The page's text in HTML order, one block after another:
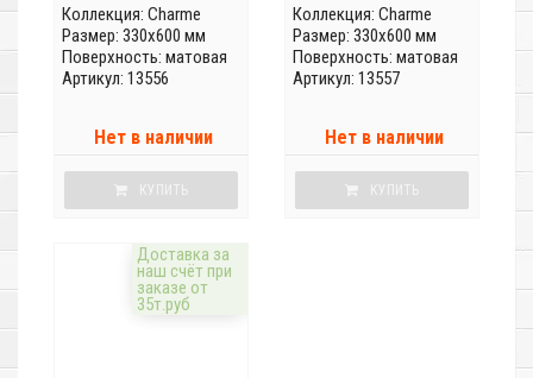
Коллекция: Charme
Размер: 330x600 мм
Поверхность: матовая
Артикул: 13556
Нет в наличии
КУПИТЬ
Коллекция: Charme
Размер: 330x600 мм
Поверхность: матовая
Артикул: 13557
Нет в наличии
КУПИТЬ
Доставка за
наш счёт при
заказе от
35т.руб